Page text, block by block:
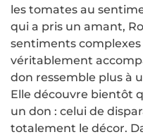
les tomates au
qui a pris un amant,
sentiments
véritablement
don ressemble plus à
Elle découvre bientôt
un don : celui de
totalement le décor.